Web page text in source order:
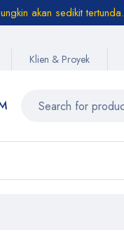
akan sedikit tertunda.
Klien & Proyek